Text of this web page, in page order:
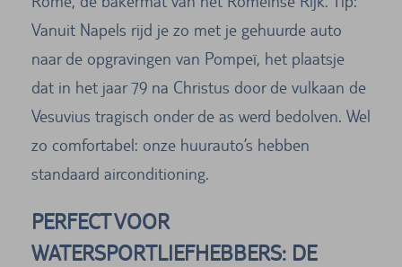
Vanuit Napels rijd je zo met je gehuurde auto
naar de opgravingen van Pompeï, het plaatsje
dat in het jaar 79 na Christus door de vulkaan de
Vesuvius tragisch onder de as werd bedolven. Wel
zo comfortabel: onze huurauto’s hebben
standaard airconditioning.
PERFECT VOOR
WATERSPORTLIEFHEBBERS: DE